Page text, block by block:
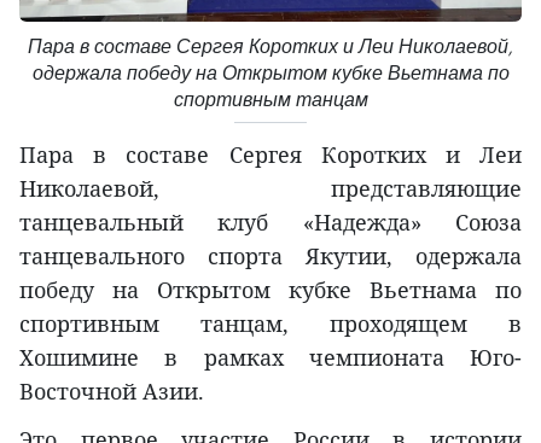
Пара в составе Сергея Коротких и Леи Николаевой,
одержала победу на Открытом кубке Вьетнама по
спортивным танцам
Пара в составе Сергея Коротких и Леи
Николаевой, представляющие
танцевальный клуб «Надежда» Союза
танцевального спорта Якутии, одержала
победу на Открытом кубке Вьетнама по
спортивным танцам, проходящем в
Хошимине в рамках чемпионата Юго-
Восточной Азии.